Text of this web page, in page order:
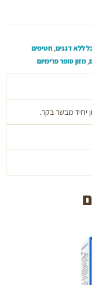
ללא דגנים, חטיפים
,מזון סופר פרימיום
יחיד מבשר בקר.